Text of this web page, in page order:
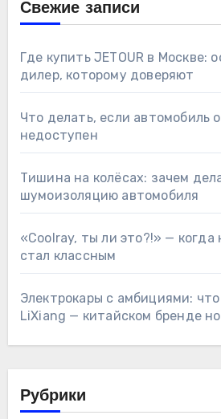
Свежие записи
Где купить JETOUR в Москве:
дилер, которому доверяют
Что делать, если автомобиль
недоступен
Тишина на колёсах: зачем
шумоизоляцию автомобиля
«Coolray, ты ли это?!» — когда
стал классным
Электрокары с амбициями:
LiXiang — китайском бренде
Рубрики